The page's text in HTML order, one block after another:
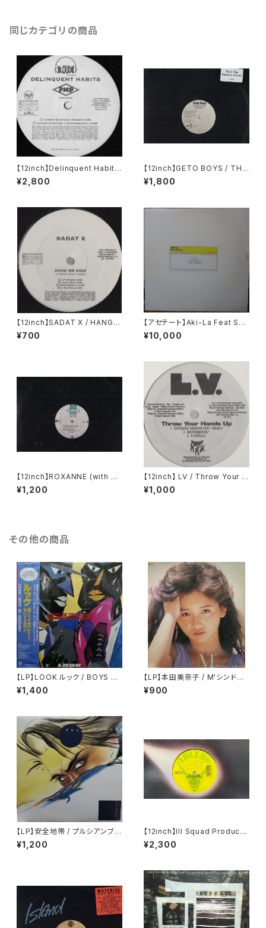
同じカテゴリの商品
【12inch】Delinquent Habits
/ Lower Eastside
¥2,800
【12inch】GETO BOYS / THE
WORLD IS A GHETTO
¥1,800
【12inch】SADAT X / HANG 'E
M HIGH
¥700
【アセテート】Aki-La Feat Sno
op Dogg / Freak The Hous
e
¥10,000
【12inch】ROXANNE (with U
TFO) / THE REAL ROXANN
E
¥1,200
【12inch】 LV / Throw Your H
ands Up (Remixes)
¥1,000
その他の商品
【LP】LOOK ルック / BOYS BE
DREAMIN' ボーイズ・ビー・ドリ
ーミン
¥1,400
【LP】本田美奈子 / M'シンドロ
ーム
¥900
【LP】安全地帯 / プルシアンブル
ーの肖像 オリジナル・サウンドト
ラック
¥1,200
【12inch】Ill Squad Producti
on / On A Roll / Making A K
illing
¥2,300